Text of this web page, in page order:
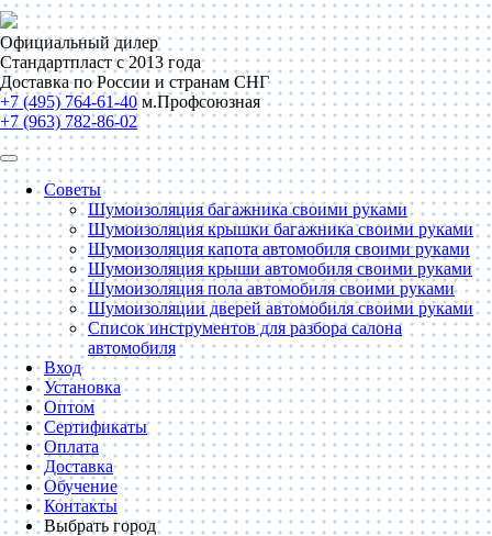
Официальный дилер
Стандартпласт с 2013 года
Доставка по России и странам СНГ
+7 (495) 764-61-40 м.Профсоюзная
+7 (963) 782-86-02
Советы
Шумоизоляция багажника своими руками
Шумоизоляция крышки багажника своими руками
Шумоизоляция капота автомобиля своими руками
Шумоизоляция крыши автомобиля своими руками
Шумоизоляция пола автомобиля своими руками
Шумоизоляции дверей автомобиля своими руками
Список инструментов для разбора салона
автомобиля
Вход
Установка
Оптом
Сертификаты
Оплата
Доставка
Обучение
Контакты
Выбрать город